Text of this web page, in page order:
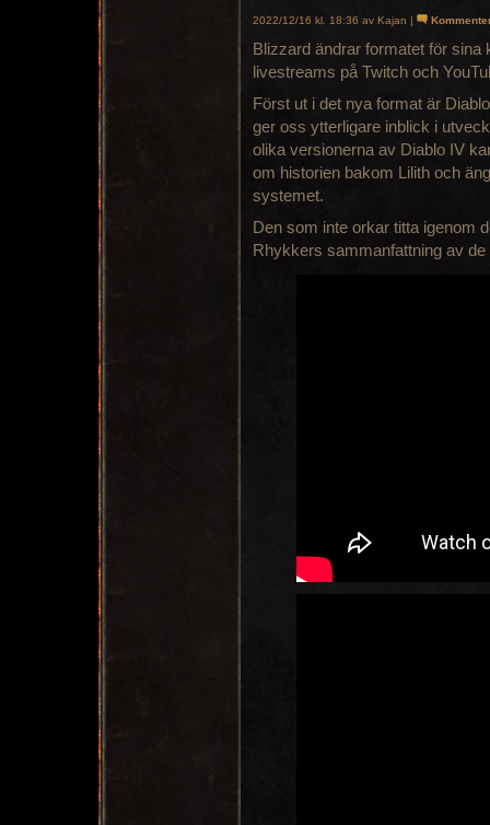
2022/12/16 kl. 18:36 av Kajan |
Blizzard ändrar formatet för sina
livestreams på Twitch och
Först ut i det nya format är
ger oss ytterligare inblick i
olika versionerna av Diablo IV
om historien bakom Lilith och
systemet.
Den som inte orkar titta igenom
Rhykkers sammanfattning av